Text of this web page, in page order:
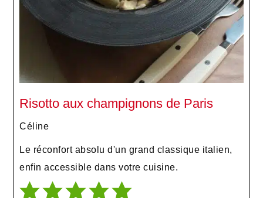
Risotto aux champignons de Paris
Céline
Le réconfort absolu d'un grand classique italien,
enfin accessible dans votre cuisine.